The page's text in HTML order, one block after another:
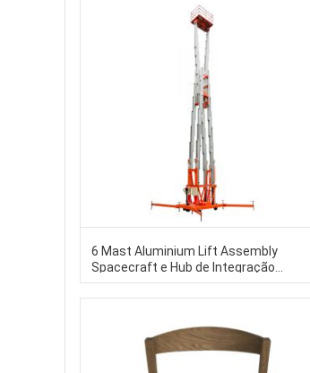
6 Mast Aluminium Lift Assembly
Spacecraft e Hub de Integração
Aeroespacial